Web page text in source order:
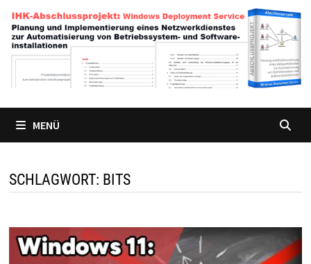
MENÜ
SCHLAGWORT: BITS